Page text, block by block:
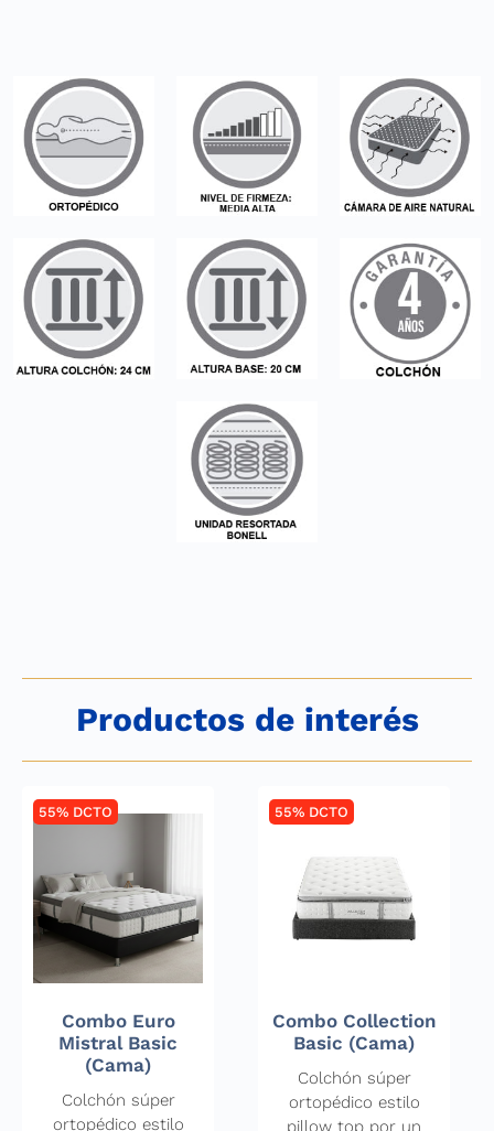
Productos de interés
55% DCTO
Combo Euro
Mistral Basic
(Cama)
Colchón súper
ortopédico estilo
55% DCTO
Combo Collection
Basic (Cama)
Colchón súper
ortopédico estilo
pillow top por un